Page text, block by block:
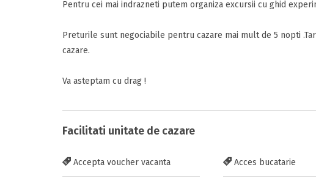
Pentru cei mai indrazneti putem organiza excursii cu ghid
Preturile sunt negociabile pentru cazare mai mult de 5 nopti
cazare.
Va asteptam cu drag !
Facilitati unitate de cazare
Accepta voucher vacanta Acces bucatarie